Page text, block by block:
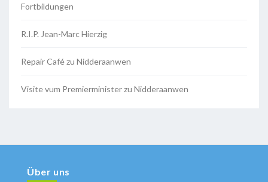
Fortbildungen
R.I.P. Jean-Marc Hierzig
Repair Café zu Nidderaanwen
Visite vum Premierminister zu Nidderaanwen
Über uns